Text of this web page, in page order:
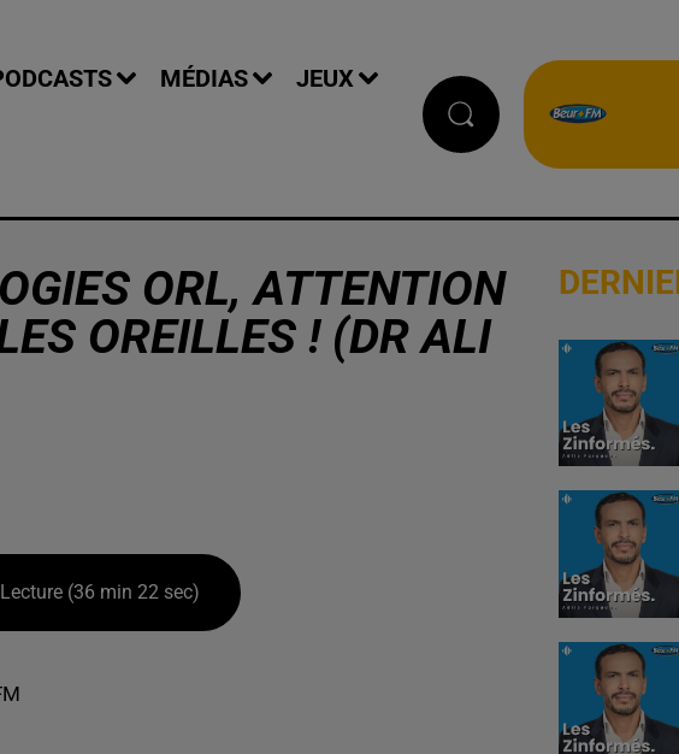
MÉDIAS JEUX
ORL, ATTENTION
OREILLES ! (DR ALI
Lecture (36 min 22 sec)